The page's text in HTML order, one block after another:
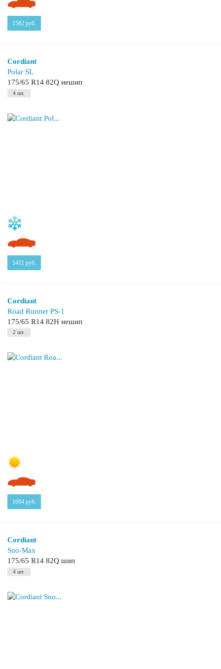
1582 руб.
Cordiant
Polar SL
175/65 R14 82Q нешип
4 шт.
1411 руб.
Cordiant
Road Runner PS-1
175/65 R14 82H нешип
2 шт.
1694 руб.
Cordiant
Sno-Max
175/65 R14 82Q шип
4 шт.